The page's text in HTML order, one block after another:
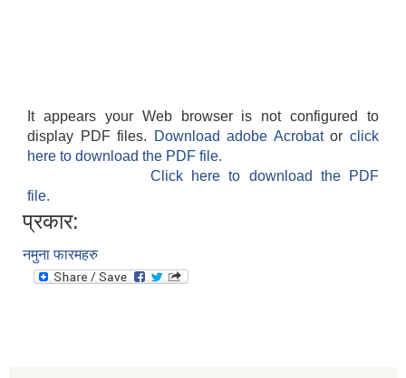
It appears your Web browser is not configured to
display PDF files.
Download adobe Acrobatorclick
here to download the PDF file.
Click here to download the PDF
file.
प्रकार:
नमुना फारमहरु